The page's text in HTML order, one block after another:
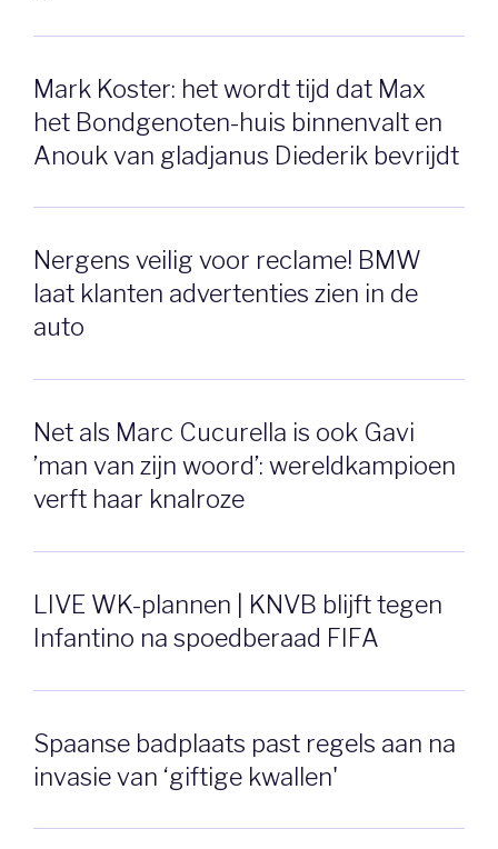
Mark Koster: het wordt tijd dat Max
het Bondgenoten-huis binnenvalt en
Anouk van gladjanus Diederik bevrijdt
Nergens veilig voor reclame! BMW
laat klanten advertenties zien in de
auto
Net als Marc Cucurella is ook Gavi
’man van zijn woord’: wereldkampioen
verft haar knalroze
LIVE WK-plannen | KNVB blijft tegen
Infantino na spoedberaad FIFA
Spaanse badplaats past regels aan na
invasie van ‘giftige kwallen'